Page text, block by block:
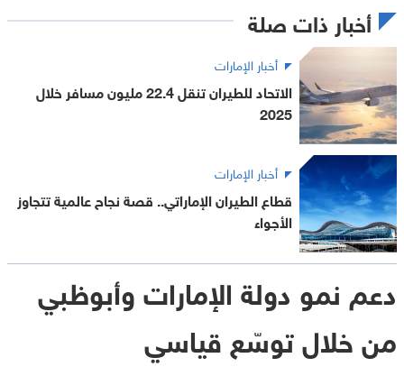
أخبار ذات صلة
أخبار الإمارات
الاتحاد للطيران تنقل 22.4 مليون مسافر خلال
2025
أخبار الإمارات
قطاع الطيران الإماراتي.. قصة نجاح عالمية تتجاوز
الأجواء
دعم نمو دولة الإمارات وأبوظبي
من خلال توسّع قياسي